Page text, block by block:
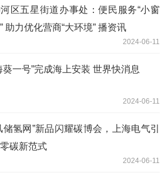
区五星街道办事处：便民服务“小窗
助力优化营商“大环境” 播资讯
2024-06-11
葵一号”完成海上安装 世界快消息
2024-06-11
储氢网”新品闪耀碳博会，上海电气引
碳新范式
2024-06-11